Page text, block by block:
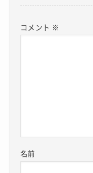
コメント ※
名前